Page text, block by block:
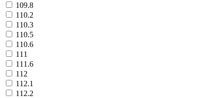
109.8
110.2
110.3
110.5
110.6
111
111.6
112
112.1
112.2